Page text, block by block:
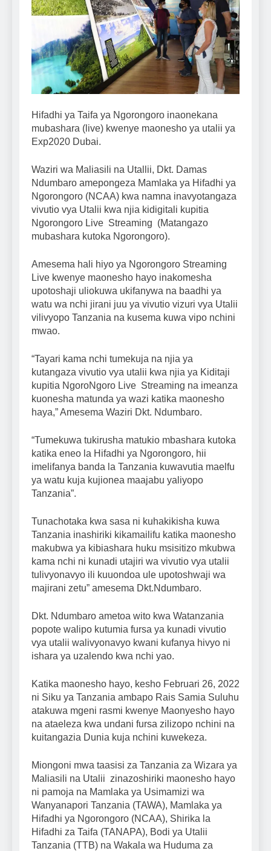
Hifadhi ya Taifa ya Ngorongoro inaonekana
mubashara (live) kwenye maonesho ya utalii ya
Exp2020 Dubai.
Waziri wa Maliasili na Utallii, Dkt. Damas
Ndumbaro amepongeza Mamlaka ya Hifadhi ya
Ngorongoro (NCAA) kwa namna inavyotangaza
vivutio vya Utalii kwa njia kidigitali kupitia
Ngorongoro Live Streaming (Matangazo
mubashara kutoka Ngorongoro).
Amesema hali hiyo ya Ngorongoro Streaming
Live kwenye maonesho hayo inakomesha
upotoshaji uliokuwa ukifanywa na baadhi ya
watu wa nchi jirani juu ya vivutio vizuri vya Utalii
vilivyopo Tanzania na kusema kuwa vipo nchini
mwao.
“Tayari kama nchi tumekuja na njia ya
kutangaza vivutio vya utalii kwa njia ya Kiditaji
kupitia NgoroNgoro Live Streaming na imeanza
kuonesha matunda ya wazi katika maonesho
haya,” Amesema Waziri Dkt. Ndumbaro.
“Tumekuwa tukirusha matukio mbashara kutoka
katika eneo la Hifadhi ya Ngorongoro, hii
imelifanya banda la Tanzania kuwavutia maelfu
ya watu kuja kujionea maajabu yaliyopo
Tanzania”.
Tunachotaka kwa sasa ni kuhakikisha kuwa
Tanzania inashiriki kikamailifu katika maonesho
makubwa ya kibiashara huku msisitizo mkubwa
kama nchi ni kunadi utajiri wa vivutio vya utalii
tulivyonavyo ili kuuondoa ule upotoshwaji wa
majirani zetu” amesema Dkt.Ndumbaro.
Dkt. Ndumbaro ametoa wito kwa Watanzania
popote walipo kutumia fursa ya kunadi vivutio
vya utalii walivyonavyo kwani kufanya hivyo ni
ishara ya uzalendo kwa nchi yao.
Katika maonesho hayo, kesho Februari 26, 2022
ni Siku ya Tanzania ambapo Rais Samia Suluhu
atakuwa mgeni rasmi kwenye Maonyesho hayo
na ataeleza kwa undani fursa zilizopo nchini na
kuitangazia Dunia kuja nchini kuwekeza.
Miongoni mwa taasisi za Tanzania za Wizara ya
Maliasili na Utalii zinazoshiriki maonesho hayo
ni pamoja na Mamlaka ya Usimamizi wa
Wanyanapori Tanzania (TAWA), Mamlaka ya
Hifadhi ya Ngorongoro (NCAA), Shirika la
Hifadhi za Taifa (TANAPA), Bodi ya Utalii
Tanzania (TTB) na Wakala wa Huduma za